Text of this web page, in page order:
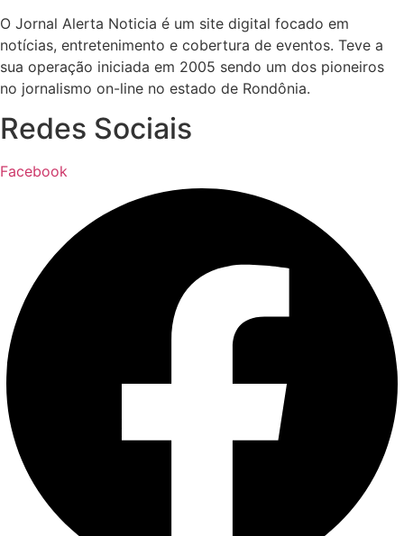
O Jornal Alerta Noticia é um site digital focado em
notícias, entretenimento e cobertura de eventos. Teve a
sua operação iniciada em 2005 sendo um dos pioneiros
no jornalismo on-line no estado de Rondônia.
Redes Sociais
Facebook